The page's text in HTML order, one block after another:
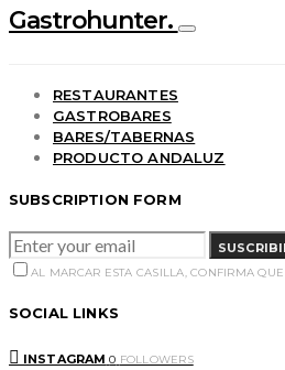
Gastrohunter.
RESTAURANTES
GASTROBARES
BARES/TABERNAS
PRODUCTO ANDALUZ
SUBSCRIPTION FORM
AL MARCAR ESTA CASILLA, CONFIRMA
SOCIAL LINKS
INSTAGRAM 0 FOLLOWERS